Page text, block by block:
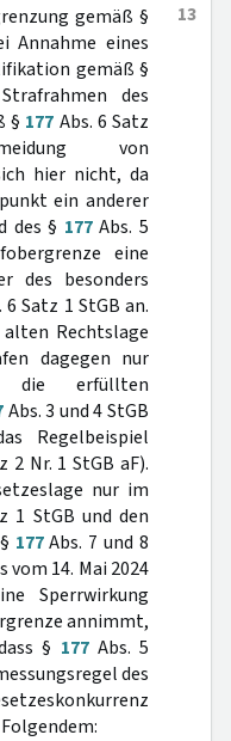
13
gemäß §
Annahme eines
gemäß §
des
§ 177 Abs. 6 Satz
von
hier nicht, da
ein anderer
des § 177Abs. 5
eine
des besonders
Satz 1 StGB an.
Rechtslage
dagegen nur
erfüllten
Abs. 3 und 4 StGB
Regelbeispiel
2 Nr. 1 StGB aF).
nur im
1 StGB und den
177Abs. 7 und 8
vom 14. Mai 2024
Sperrwirkung
annimmt,
§ 177Abs. 5
des